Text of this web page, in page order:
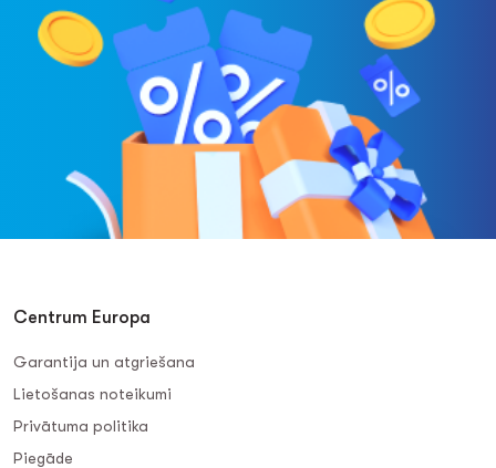
Centrum Europa
Garantija un atgriešana
Lietošanas noteikumi
Privātuma politika
Piegāde